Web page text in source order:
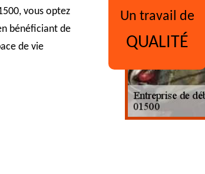
vous optez
bénéficiant de
de vie
Un travail de
QUALITÉ